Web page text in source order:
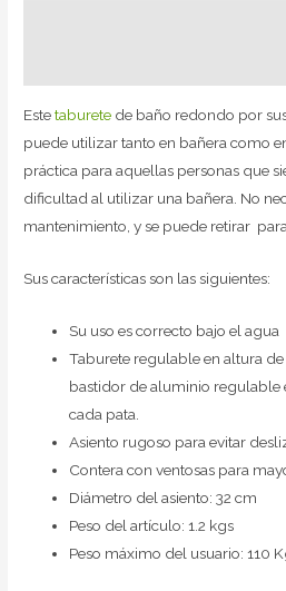
Estetaburete de baño redondo por
puede utilizar tanto en bañera como
práctica para aquellas personas que
dificultad al utilizar una bañera. No
mantenimiento, y se puede retirar
Sus características son las siguientes:
Su uso es correcto bajo el agua
Taburete regulable en altura
bastidor de aluminio regulable
cada pata.
Asiento rugoso para evitar
Contera con ventosas para
Diámetro del asiento: 32 cm
Peso del artículo: 1.2 kgs
Peso máximo del usuario: 110